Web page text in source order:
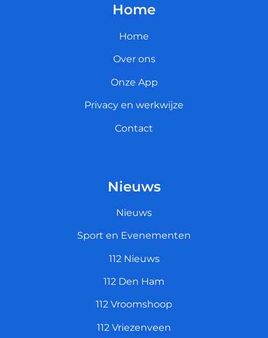
Home
Home
Over ons
Onze App
Privacy en werkwijze
Contact
Nieuws
Nieuws
Sport en Evenementen
112 Nieuws
112 Den Ham
112 Vroomshoop
112 Vriezenveen